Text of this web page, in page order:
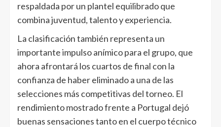
respaldada por un plantel equilibrado que
combina juventud, talento y experiencia.
La clasificación también representa un
importante impulso anímico para el grupo, que
ahora afrontará los cuartos de final con la
confianza de haber eliminado a una de las
selecciones más competitivas del torneo. El
rendimiento mostrado frente a Portugal dejó
buenas sensaciones tanto en el cuerpo técnico